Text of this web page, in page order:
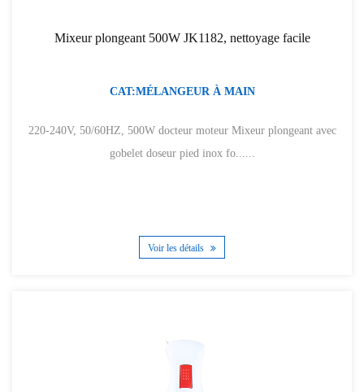
Mixeur plongeant 500W JK1182, nettoyage facile
CAT:MÉLANGEUR À MAIN
220-240V, 50/60HZ, 500W docteur moteur Mixeur plongeant avec
gobelet doseur pied inox fo......
Voir les détails